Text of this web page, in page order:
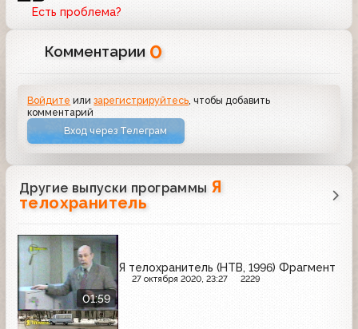
Есть проблема?
Комментарии 0
Войдите илизарегистрируйтесь , чтобы добавить
комментарий
Вход через Телеграм
Другие выпуски программы Я
телохранитель
01:59
Я телохранитель (НТВ, 1996) Фрагмент
27 октября 2020, 23:27 2229